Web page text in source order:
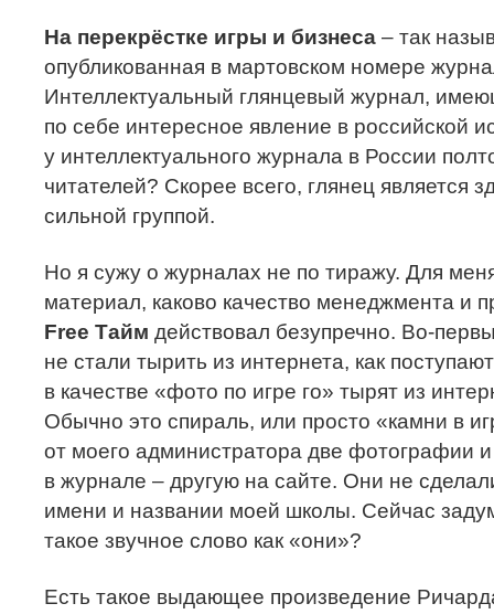
На перекрёстке игры и бизнеса – так
опубликованная в мартовском номере
Интеллектуальный глянцевый журнал,
по себе интересное явление в российской
у интеллектуального журнала в России
читателей? Скорее всего, глянец является
сильной группой.
Но я сужу о журналах не по тиражу. Для
материал, каково качество менеджмента и
Free Тайм действовал безупречно. Во-
не стали тырить из интернета, как
в качестве «фото по игре го» тырят из
Обычно это спираль, или просто «камни в
от моего администратора две фотографии
в журнале – другую на сайте. Они не
имени и названии моей школы. Сейчас
такое звучное слово как «они»?
Есть такое выдающее произведение